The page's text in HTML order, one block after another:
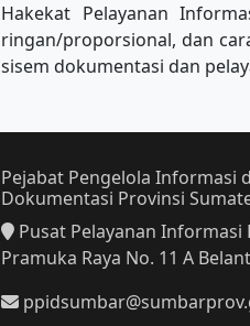
Hakekat Pelayanan
ringan/proporsional, dan
sisem dokumentasi dan
Pejabat Pengelola Informasi
Dokumentasi Provinsi
Pusat Pelayanan Informasi
Pramuka Raya No. 11 A